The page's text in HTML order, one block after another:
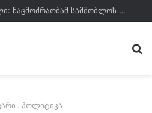
დავით ქართველიშვილი: ნაცმოძრაობამ სამშობლოს ღალატის მუხლი ზუსტად 2008 წლის აგვისტოს შემდეგ გააუქმა იმდენად შეაშინა თავიანთ რიგებში ღალატის გრადუსმა
. პოლიტიკა